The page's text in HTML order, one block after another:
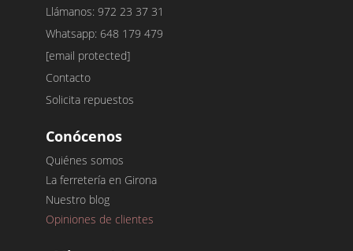
Llámanos: 972 23 37 31
Whatsapp: 648 179 479
[email protected]
Contacto
Solicita repuestos
Conócenos
Quiénes somos
La ferretería en Girona
Nuestro blog
Opiniones de clientes